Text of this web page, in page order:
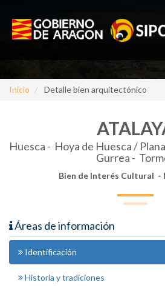
Inicio Detalle bien arquitectónico
Huesca - Hoya de Huesca /
Gurrea -
Bien de Interés Cultural -
Áreas de información
Identificación
Historia y tradiciones